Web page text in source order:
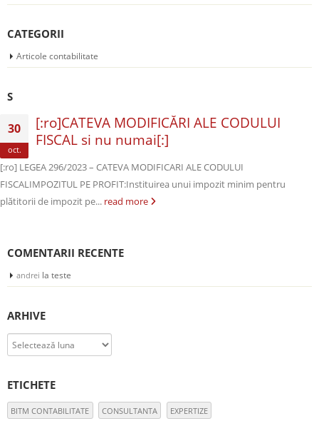
CATEGORII
Articole contabilitate
S
30
oct.
[:ro]CATEVA MODIFICĂRI ALE CODULUI
FISCAL si nu numai[:]
[:ro] LEGEA 296/2023 – CATEVA MODIFICARI ALE CODULUI
FISCALIMPOZITUL PE PROFIT:Instituirea unui impozit minim pentru
plătitorii de impozit pe... read more
COMENTARII RECENTE
andrei la teste
ARHIVE
Arhive
ETICHETE
BITM CONTABILITATE CONSULTANTA EXPERTIZE